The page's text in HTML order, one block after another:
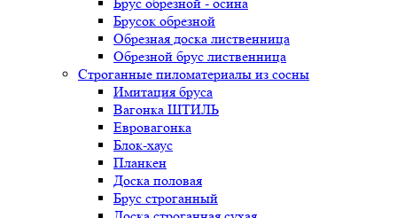
Брусок обрезной
Обрезная доска лиственница
Обрезной брус лиственница
Строганные пиломатериалы из сосны
Имитация бруса
Вагонка ШТИЛЬ
Евровагонка
Блок-хаус
Планкен
Доска половая
Брус строганный